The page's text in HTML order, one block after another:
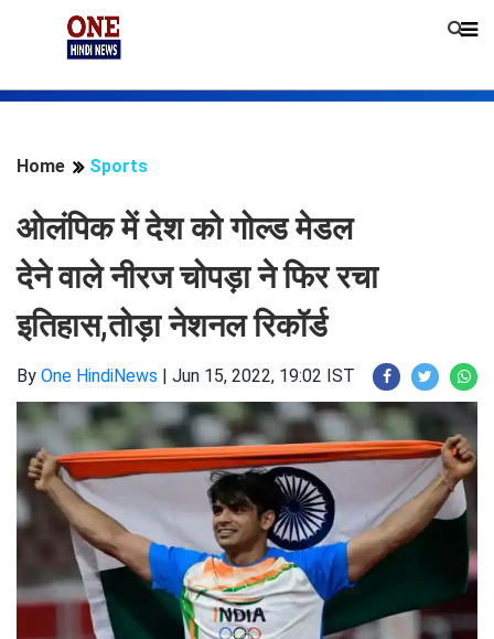
Home Sports
ओलंपिक में देश को गोल्ड मेडल
देने वाले नीरज चोपड़ा ने फिर रचा
इतिहास,तोड़ा नेशनल रिकॉर्ड
By One HindiNews | Jun 15, 2022, 19:02 IST